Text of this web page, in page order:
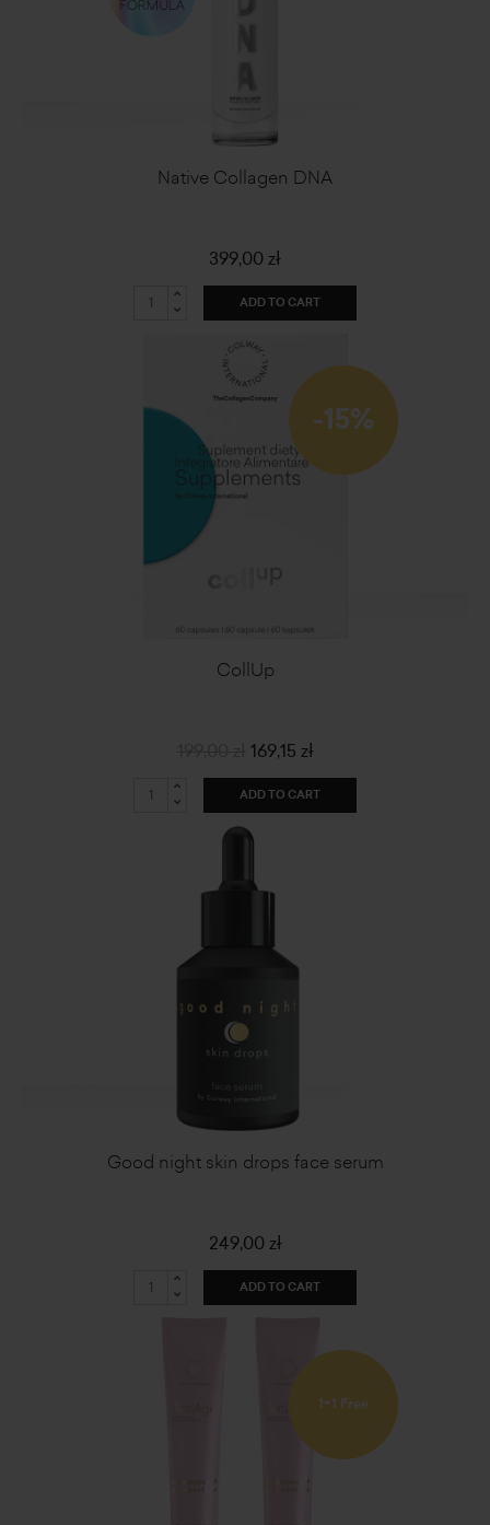
Native Collagen DNA
399,00 zł
ADD TO CART
-15%
CollUp
169,15 zł
ADD TO CART
Good night skin drops face serum
249,00 zł
ADD TO CART
1+1 Free